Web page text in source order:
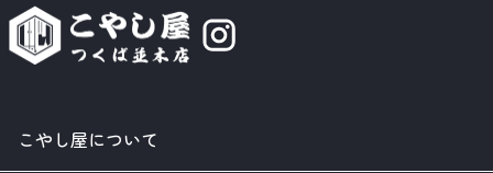
こやし屋について